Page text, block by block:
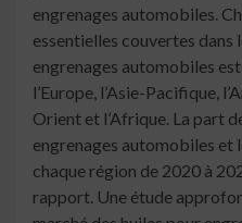
engrenages automobiles.
essentielles couvertes dans
engrenages automobiles
l’Europe, l’Asie-Pacifique,
Orient et l’Afrique. La part
engrenages automobiles et
chaque région de 2020 à
rapport. Une étude